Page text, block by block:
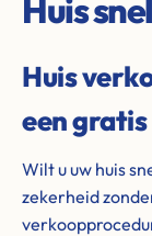
Huis
Huis
een
Wilt u uw huis
zekerheid